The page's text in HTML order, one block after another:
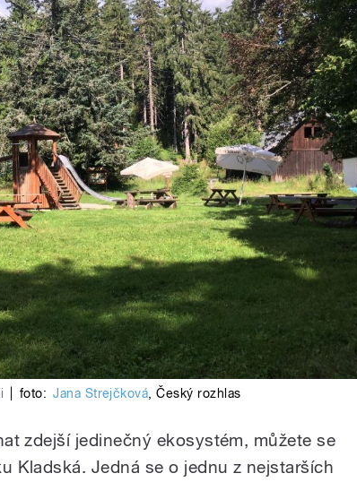
foto: Jana Strejčková,Český rozhlas
zdejší jedinečný ekosystém, můžete se
Kladská. Jedná se o jednu z nejstarších